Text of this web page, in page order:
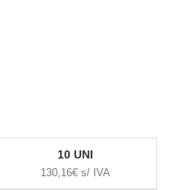
10 UNI
130,16€ s/ IVA